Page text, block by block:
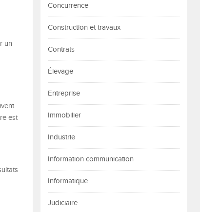
un
est
Concurrence
Construction et travaux
Contrats
Élevage
Entreprise
Immobilier
Industrie
Information communication
Informatique
Judiciaire